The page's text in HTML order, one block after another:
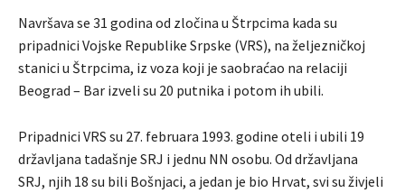
Navršava se 31 godina od zločina u Štrpcima kada su
pripadnici Vojske Republike Srpske (VRS), na željezničkoj
stanici u Štrpcima, iz voza koji je saobraćao na relaciji
Beograd – Bar izveli su 20 putnika i potom ih ubili.
Pripadnici VRS su 27. februara 1993. godine oteli i ubili 19
državljana tadašnje SRJ i jednu NN osobu. Od državljana
SRJ, njih 18 su bili Bošnjaci, a jedan je bio Hrvat, svi su živjeli